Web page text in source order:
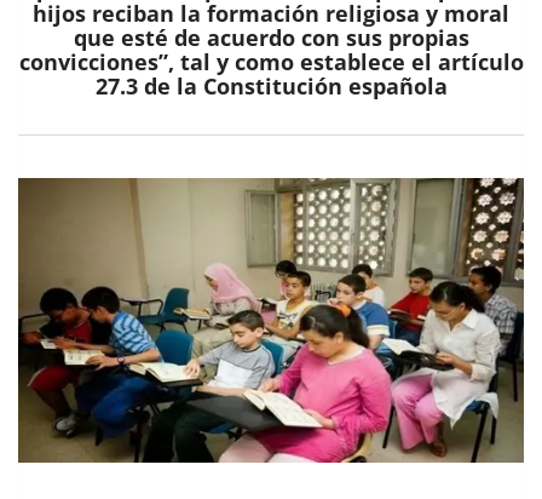
hijos reciban la formación religiosa y moral
que esté de acuerdo con sus propias
convicciones”, tal y como establece el artículo
27.3 de la Constitución española